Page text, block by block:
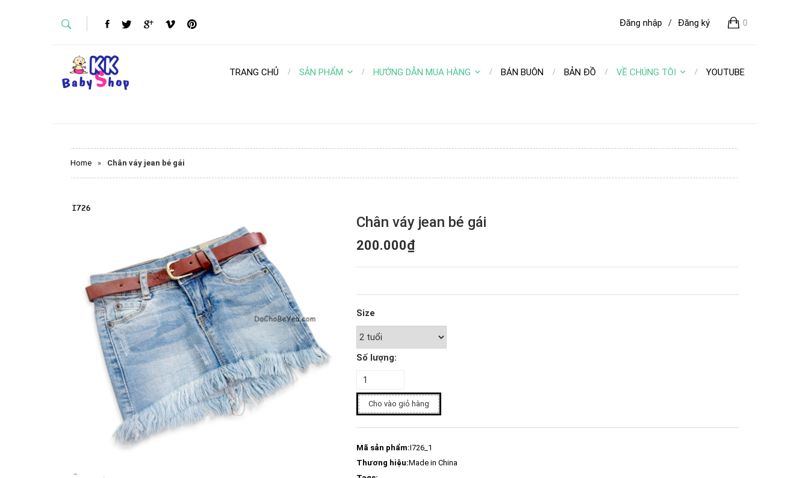
0
Đăng ký
/
Đăng nhập
TRANG CHỦ SẢN PHẨM HƯỚNG DẪN MUA HÀNG BÁN BUÔN BẢN ĐỒ VỀ CHÚNG TÔI YOUTUBE
Home » Chân váy jean bé gái
Chân váy jean bé gái
200.000₫
Size
Số lượng:
Cho vào giỏ hàng
Mã sản phẩm:I726_1
Thương hiệu:Made in China